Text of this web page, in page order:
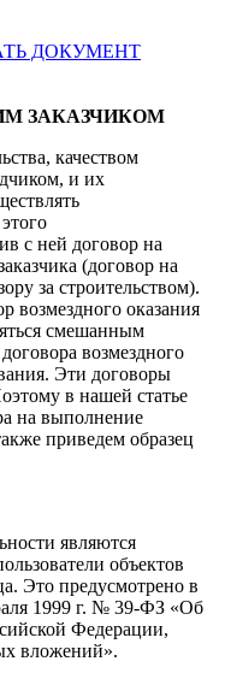
ДОКУМЕНТ
ЗАКАЗЧИКОМ
качеством
и их
с ней договор на
(договор на
за строительством).
возмездного оказания
смешанным
возмездного
Эти договоры
в нашей статье
на выполнение
приведем образец
являются
объектов
Это предусмотрено в
1999 г. № 39-ФЗ «Об
Федерации,
вложений».